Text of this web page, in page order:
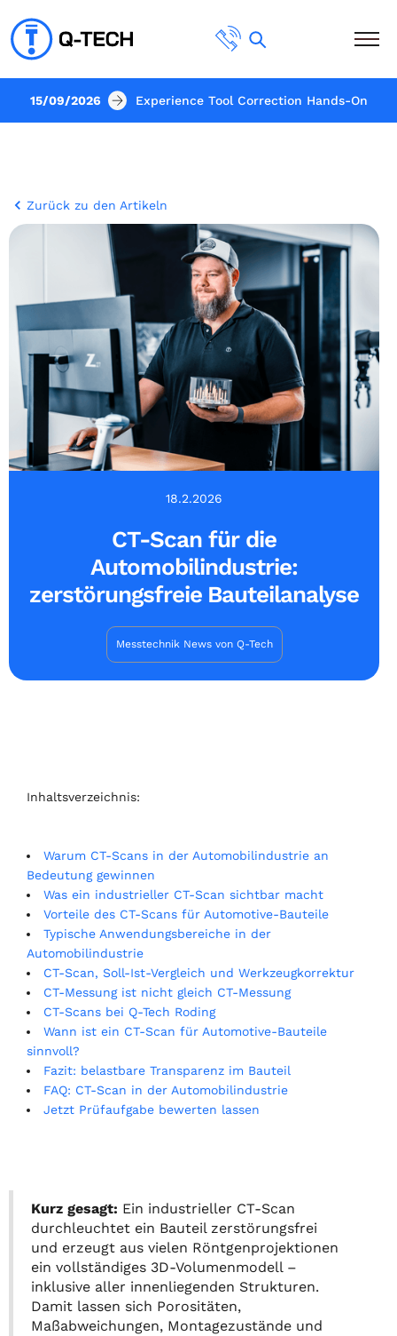
15/09/2026 Experience Tool Correction Hands-On
Zurück zu den Artikeln
18.2.2026
CT-Scan für die
Automobilindustrie:
zerstörungsfreie Bauteilanalyse
Messtechnik News von Q-Tech
Inhaltsverzeichnis:
Warum CT-Scans in der Automobilindustrie an
Bedeutung gewinnen
Was ein industrieller CT-Scan sichtbar macht
Vorteile des CT-Scans für Automotive-Bauteile
Typische Anwendungsbereiche in der
Automobilindustrie
CT-Scan, Soll-Ist-Vergleich und Werkzeugkorrektur
CT-Messung ist nicht gleich CT-Messung
CT-Scans bei Q-Tech Roding
Wann ist ein CT-Scan für Automotive-Bauteile
sinnvoll?
Fazit: belastbare Transparenz im Bauteil
FAQ: CT-Scan in der Automobilindustrie
Jetzt Prüfaufgabe bewerten lassen
Kurz gesagt: Ein industrieller CT-Scan
durchleuchtet ein Bauteil zerstörungsfrei
und erzeugt aus vielen Röntgenprojektionen
ein vollständiges 3D-Volumenmodell –
inklusive aller innenliegenden Strukturen.
Damit lassen sich Porositäten,
Maßabweichungen, Montagezustände und